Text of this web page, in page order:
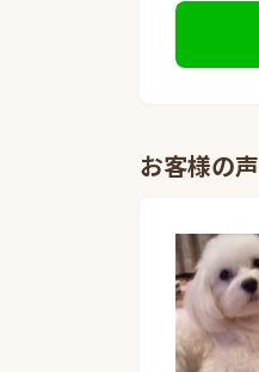
お客様の声